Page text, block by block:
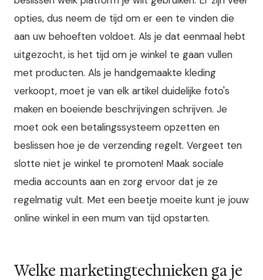
opties, dus neem de tijd om er een te vinden die
aan uw behoeften voldoet. Als je dat eenmaal hebt
uitgezocht, is het tijd om je winkel te gaan vullen
met producten. Als je handgemaakte kleding
verkoopt, moet je van elk artikel duidelijke foto's
maken en boeiende beschrijvingen schrijven. Je
moet ook een betalingssysteem opzetten en
beslissen hoe je de verzending regelt. Vergeet ten
slotte niet je winkel te promoten! Maak sociale
media accounts aan en zorg ervoor dat je ze
regelmatig vult. Met een beetje moeite kunt je jouw
online winkel in een mum van tijd opstarten.
Welke marketingtechnieken ga je